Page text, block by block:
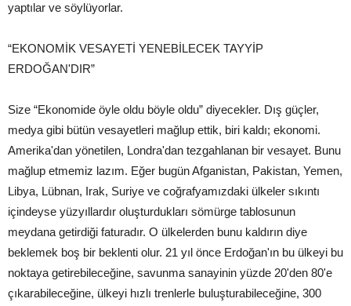
yaptılar ve söylüyorlar.
“EKONOMİK VESAYETİ YENEBİLECEK TAYYİP
ERDOĞAN'DIR”
Size “Ekonomide öyle oldu böyle oldu” diyecekler. Dış güçler,
medya gibi bütün vesayetleri mağlup ettik, biri kaldı; ekonomi.
Amerika'dan yönetilen, Londra'dan tezgahlanan bir vesayet. Bunu
mağlup etmemiz lazım. Eğer bugün Afganistan, Pakistan, Yemen,
Libya, Lübnan, Irak, Suriye ve coğrafyamızdaki ülkeler sıkıntı
içindeyse yüzyıllardır oluşturdukları sömürge tablosunun
meydana getirdiği faturadır. O ülkelerden bunu kaldırın diye
beklemek boş bir beklenti olur. 21 yıl önce Erdoğan'ın bu ülkeyi bu
noktaya getirebileceğine, savunma sanayinin yüzde 20'den 80'e
çıkarabileceğine, ülkeyi hızlı trenlerle buluşturabileceğine, 300